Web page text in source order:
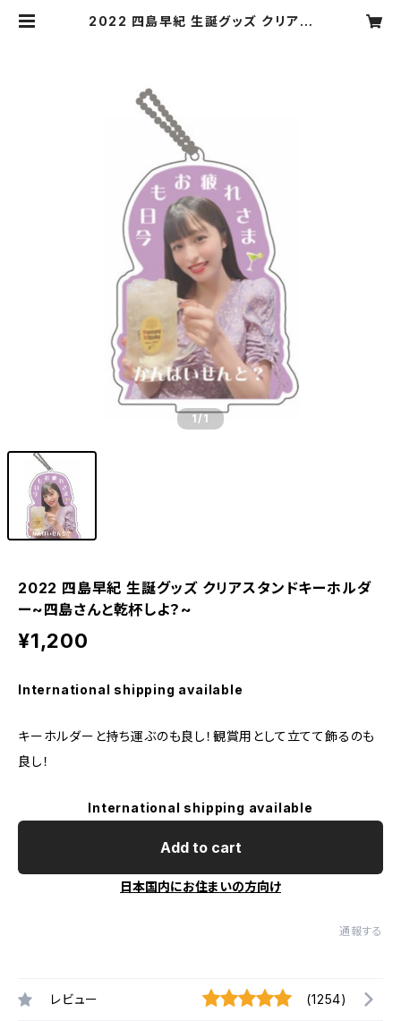
2022 四島早紀 生誕グッズ クリアス
1/1
2022 四島早紀 生誕グッズ クリアスタンドキーホルダ
ー~四島さんと乾杯しよ？~
¥1,200
International shipping available
キーホルダーと持ち運ぶのも良し！観賞用として立てて飾るのも
良し！
International shipping available
Add to cart
日本国内にお住まいの方向け
通報する
レビュー (1254)